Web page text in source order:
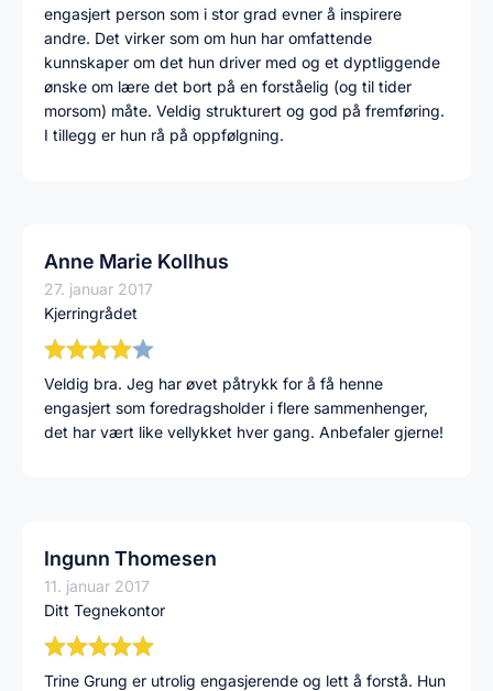
engasjert person som i stor grad evner å inspirere
andre. Det virker som om hun har omfattende
kunnskaper om det hun driver med og et dyptliggende
ønske om lære det bort på en forståelig (og til tider
morsom) måte. Veldig strukturert og god på fremføring.
I tillegg er hun rå på oppfølgning.
Anne Marie Kollhus
27. januar 2017
Kjerringrådet
Veldig bra. Jeg har øvet påtrykk for å få henne
engasjert som foredragsholder i flere sammenhenger,
det har vært like vellykket hver gang. Anbefaler gjerne!
Ingunn Thomesen
11. januar 2017
Ditt Tegnekontor
Trine Grung er utrolig engasjerende og lett å forstå. Hun